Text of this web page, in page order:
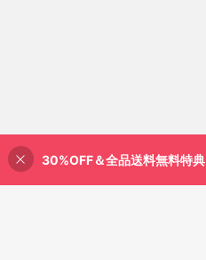
37% 割引！
30%OFF＆全品送料無料特典